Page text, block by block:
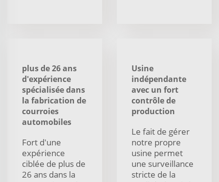
plus de 26 ans
d'expérience
spécialisée dans
la fabrication de
courroies
automobiles
Fort d'une
expérience
ciblée de plus de
26 ans dans la
Usine
indépendante
avec un fort
contrôle de
production
Le fait de gérer
notre propre
usine permet
une surveillance
stricte de la